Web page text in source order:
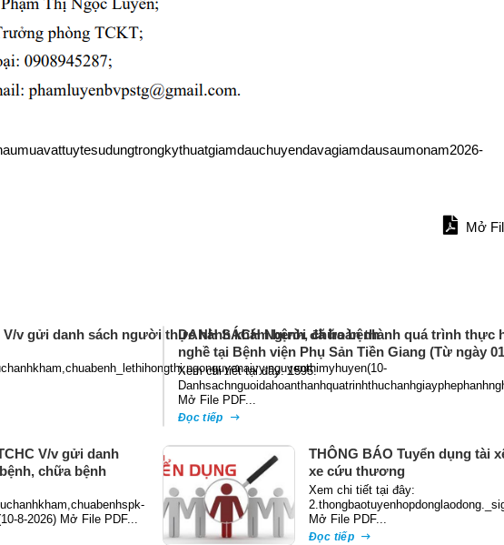
Mở
V/v gửi danh sách người thực hành khám bệnh, chữa bệnh
DANH SÁCH Người đã hoàn thành quá trình thực
nghề tại Bệnh viện Phụ Sản Tiền Giang (Từ ngày
Xem chi tiết tại đây: 1595.
Mở File PDF...
Đọc tiếp
V/v gửi danh
chữa bệnh
8-2026) Mở File PDF...
THÔNG BÁO Tuyển dụng tài
xe cứu thương
Xem chi tiết tại đây:
Mở File PDF...
Đọc tiếp